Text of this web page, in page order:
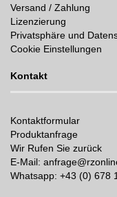
Versand / Zahlung
Lizenzierung
Privatsphäre und
Cookie Einstellungen
Kontakt
Kontaktformular
Produktanfrage
Wir Rufen Sie zurück
E-Mail:
Whatsapp: +43 (0) 678